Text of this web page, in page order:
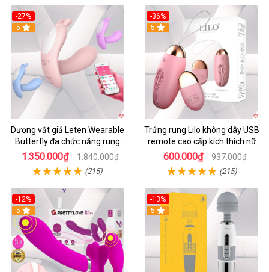
-27%
5
Dương vật giả Leten Wearable
Butterfly đa chức năng rung
mạnh điều khiển app bluetooth
1.350.000₫ 1.840.000₫
(215)
-36%
5
Trứng rung Lilo không dây USB
remote cao cấp kích thích nữ
600.000₫ 937.000₫
(215)
-12%
5
-13%
5